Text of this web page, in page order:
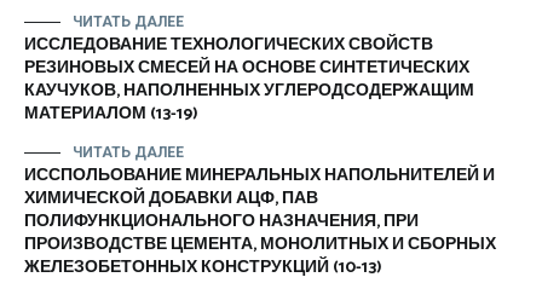
ЧИТАТЬ ДАЛЕЕ
ИССЛЕДОВАНИЕ ТЕХНОЛОГИЧЕСКИХ СВОЙСТВ
РЕЗИНОВЫХ СМЕСЕЙ НА ОСНОВЕ СИНТЕТИЧЕСКИХ
КАУЧУКОВ, НАПОЛНЕННЫХ УГЛЕРОДСОДЕРЖАЩИМ
МАТЕРИАЛОМ (13-19)
ЧИТАТЬ ДАЛЕЕ
ИССПОЛЬОВАНИЕ МИНЕРАЛЬНЫХ НАПОЛЬНИТЕЛЕЙ И
ХИМИЧЕСКОЙ ДОБАВКИ АЦФ, ПАВ
ПОЛИФУНКЦИОНАЛЬНОГО НАЗНАЧЕНИЯ, ПРИ
ПРОИЗВОДСТВЕ ЦЕМЕНТА, МОНОЛИТНЫХ И СБОРНЫХ
ЖЕЛЕЗОБЕТОННЫХ КОНСТРУКЦИЙ (10-13)